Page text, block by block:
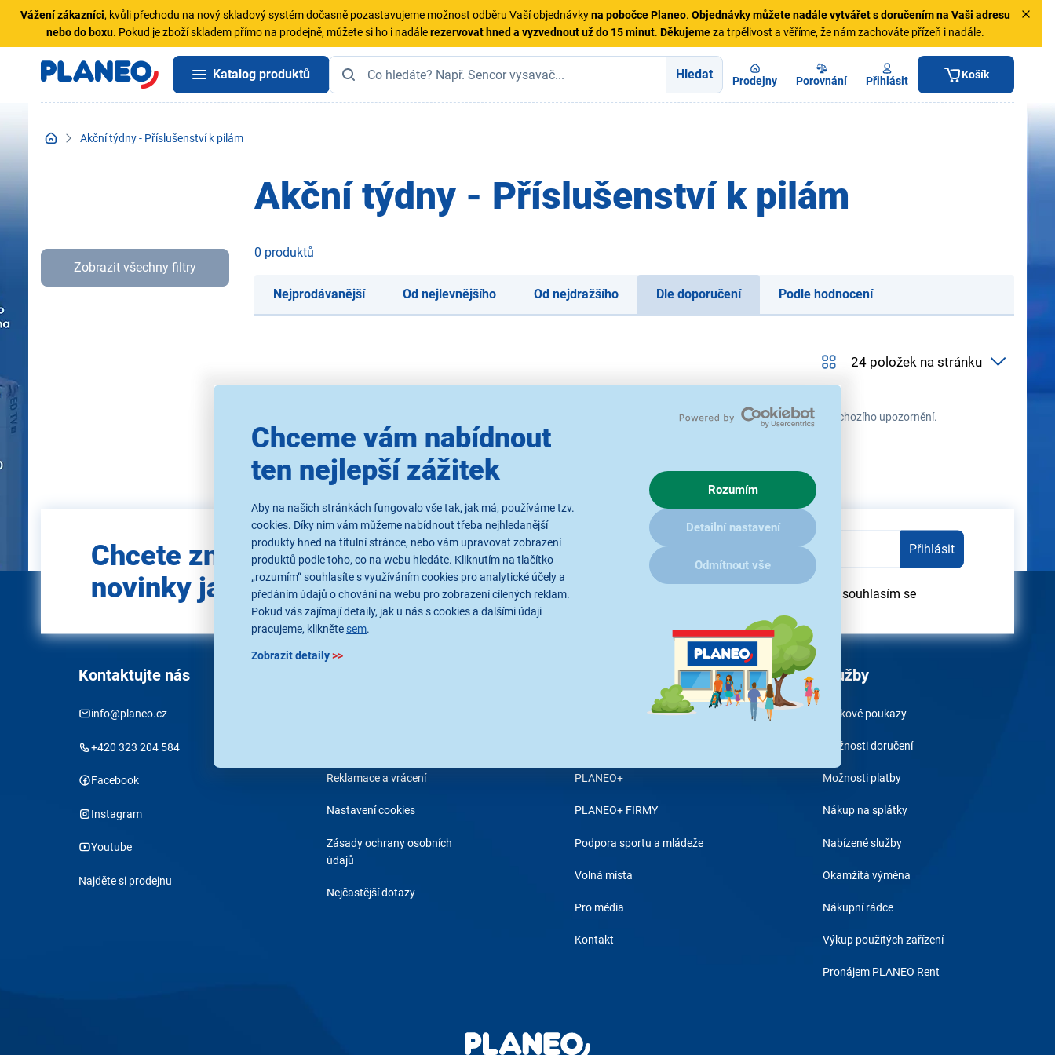
Chceme vám nabídnout
ten nejlepší zážitek
Aby na našich stránkách fungovalo vše tak, jak má, používáme tzv.
cookies. Díky nim vám můžeme nabídnout třeba nejhledanější
produkty hned na titulní stránce, nebo vám upravovat zobrazení
produktů podle toho, co na webu hledáte. Kliknutím na tlačítko
„rozumím“ souhlasíte s využíváním cookies pro analytické účely a
předáním údajů o chování na webu pro zobrazení cílených reklam.
Pokud vás zajímají detaily, jak u nás s cookies a dalšími údaji
pracujeme, klikněte sem.
Zobrazit detaily>>
Rozumím
Detailní nastavení
Odmítnout vše
Vážení zákazníci, kvůli přechodu na nový skladový systém dočasně pozastavujeme možnost odběru Vaší objednávkyna pobočce Planeo. Objednávkymůžete nadále vytvářet s doručením na Vaši adresu
nebo do boxu. Pokud je zboží skladem přímo na prodejně, můžete si ho i nadálerezervovat hned a vyzvednout už do 15 minut. Děkujemeza trpělivost a věříme, že nám zachováte přízeň i nadále.
Katalog produktů Hledat Prodejny Porovnání Přihlásit Košík
Akční týdny - Příslušenství k pilám
Akční týdny - Příslušenství k pilám
Zobrazit všechny filtry
0 produktů
Nejprodávanější Od nejlevnějšího Od nejdražšího Dle doporučení Podle hodnocení
Použité obrázky jsou pouze ilustrativní a technické specifikace se mohou v průběhu času změnit bez předchozího upozornění.
e-mail
Chcete znát všechny
novinky jako první?
Rádi bychom vám posílali naše
akce a jedinečné slevy. Stačí zadat
váš e-mail a je to.
Přihlásit
Přihlášením k odběru obchodních sdělení souhlasím se
Kontaktujte nás
info@planeo.cz
+420 323 204 584
Facebook
Instagram
Youtube
Najděte si prodejnu
Reklamace a vrácení
Nastavení cookies
Zásady ochrany osobních
údajů
Nejčastější dotazy
PLANEO+
PLANEO+ FIRMY
Podpora sportu a mládeže
Volná místa
Pro média
Kontakt
Služby
Dárkové poukazy
Možnosti doručení
Možnosti platby
Nákup na splátky
Nabízené služby
Okamžitá výměna
Nákupní rádce
Výkup použitých zařízení
Pronájem PLANEO Rent